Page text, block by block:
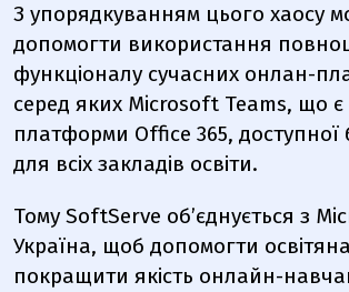
З упорядкуванням цього хаосу
допомогти використання
функціоналу сучасних онлан-
серед яких Microsoft Teams, що
платформи Office 365,
для всіх закладів освіти.
Тому SoftServe об’єднується з
Україна, щоб допомогти
покращити якість онлайн-